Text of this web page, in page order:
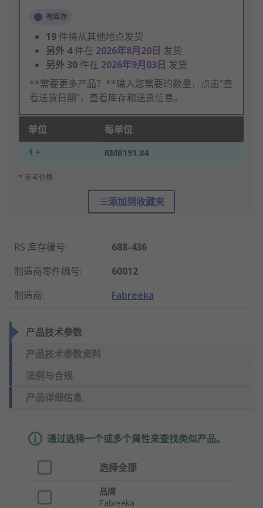
有库存
19 件将从其他地点发货
另外 4件在 2026年8月20日 发货
另外30 件在 2026年9月03日 发货
**需要更多产品？**输入您需要的数量，点击“查
看送货日期”，查看库存和送货信息。
单位 每单位
1 + RMB191.84
* 参考价格
添加到收藏夹
RS 库存编号:
688-436
制造商零件编号:
60012
制造商: Fabreeka
产品技术参数
产品技术参数资料
法例与合规
产品详细信息
通过选择一个或多个属性来查找类似产品。
选择全部
品牌
Fabreeka